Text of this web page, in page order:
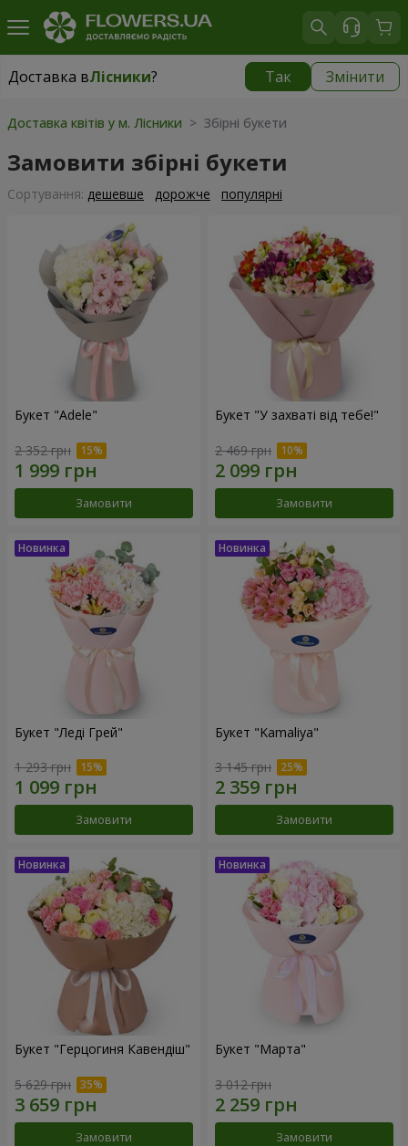
Доставка вЛісники? Так Змінити
Доставка вЛісники|
Доставка квітів у м. Лісники > Збірні букети
Замовити збірні букети
Сортування: дешевше дорожче популярні
Букет "Adele"
2 352 грн
Замовити
Букет "У захваті від тебе!"
2 469 грн
Замовити
Букет "Леді Грей"
1 293 грн
Замовити
Букет "Kamaliya"
3 145 грн
Замовити
Букет "Герцогиня Кавендіш"
5 629 грн
Замовити
Букет "Марта"
3 012 грн
Замовити